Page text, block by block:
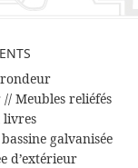
rondeur
Meubles reliéfés
livres
galvanisée
d’extérieur